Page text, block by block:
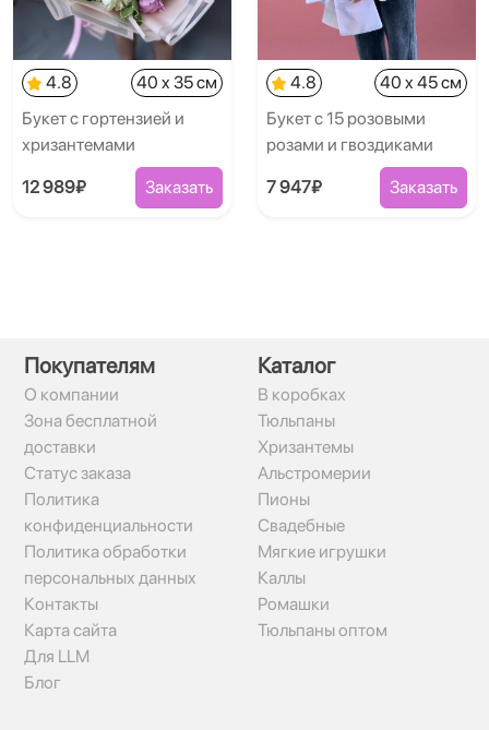
4.8
40 x 35 см
Букет с гортензией и
хризантемами
12 989₽ Заказать
4.8
40 x 45 см
Букет с 15 розовыми
розами и гвоздиками
7 947₽ Заказать
Покупателям
О компании
Зона бесплатной
доставки
Статус заказа
Политика
конфиденциальности
Политика обработки
персональных данных
Контакты
Карта сайта
Для LLM
Блог
Каталог
В коробках
Тюльпаны
Хризантемы
Альстромерии
Пионы
Свадебные
Мягкие игрушки
Каллы
Ромашки
Тюльпаны оптом